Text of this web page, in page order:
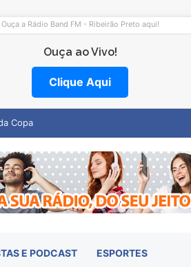
Ouça a Rádio Band FM - Ribeirão Preto aqui!
Ouça ao Vivo!
Clique Aqui
na região
E PODCAST ESPORTES